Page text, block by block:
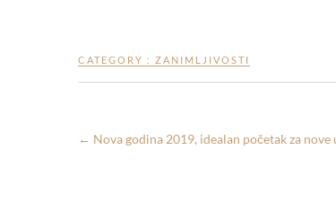
CATEGORY : ZANIMLJIVOSTI
← Nova godina 2019, idealan početak za nove